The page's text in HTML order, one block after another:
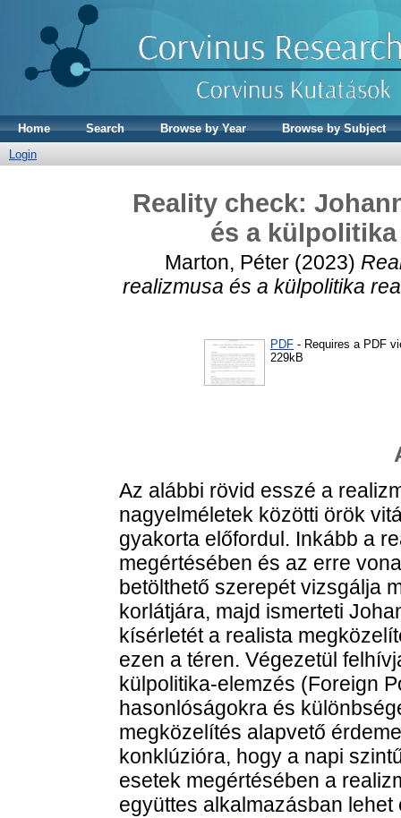
Home Search Browse by Year
Browse by Subject
Login
Reality check:
és a
Marton, Péter(2023)
realizmusa és a külpolitika
PDF - Requires a PDF
229kB
Az alábbi rövid esszé a
nagyelméletek közötti örök
gyakorta előfordul. Inkább a
megértésében és az erre
betölthető szerepét vizsgálja
korlátjára, majd ismerteti
kísérletét a realista
ezen a téren. Végezetül
külpolitika-elemzés (Foreign
hasonlóságokra és
megközelítés alapvető
konklúzióra, hogy a napi
esetek megértésében a
együttes alkalmazásban